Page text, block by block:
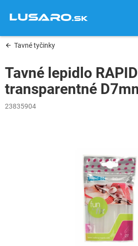
obsah
Tavné tyčinky
Tavné lepidlo
transparentné
23835904